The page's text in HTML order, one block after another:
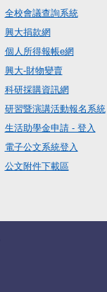
全校會議查詢系統
興大捐款網
個人所得報帳e網
興大-財物變賣
科研採購資訊網
研習暨演講活動報名系統
生活助學金申請 - 登入
電子公文系統登入
公文附件下載區